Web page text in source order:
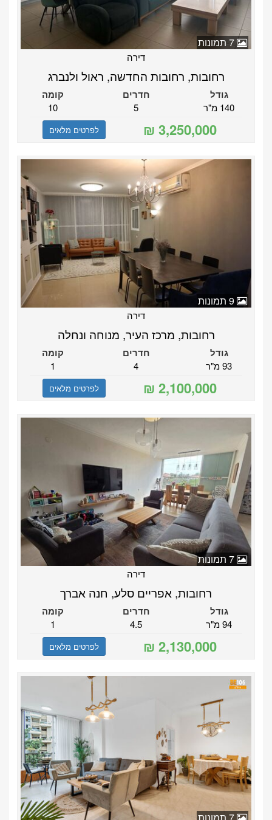
7 תמונות
דירה
רחובות, רחובות החדשה, ראול ולנברג
גודל
140 מ"ר
חדרים
5
קומה
10
לפרטים מלאים
דירה
רחובות, מרכז העיר, מנוחה ונחלה
גודל
93 מ"ר
חדרים
4
קומה
1
לפרטים מלאים
דירה
רחובות, אפריים סלע, חנה אברך
גודל
94 מ"ר
חדרים
4.5
קומה
1
לפרטים מלאים